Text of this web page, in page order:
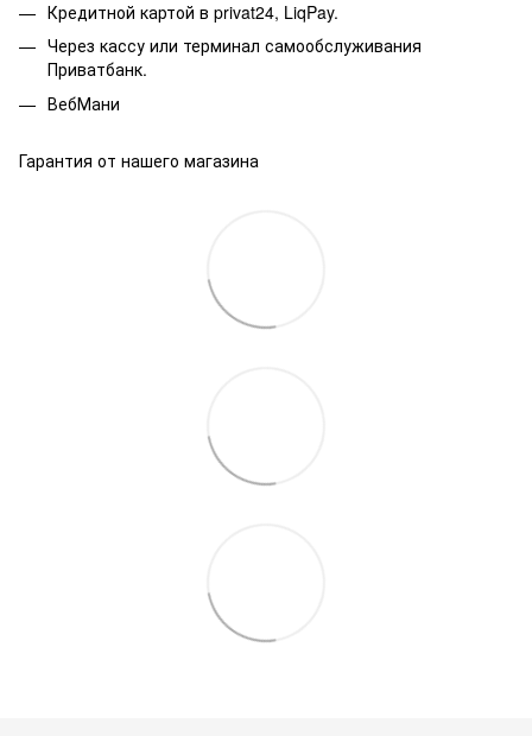
Кредитной картой в privat24, LiqPay.
Через кассу или терминал самообслуживания
Приватбанк.
ВебМани
Гарантия от нашего магазина